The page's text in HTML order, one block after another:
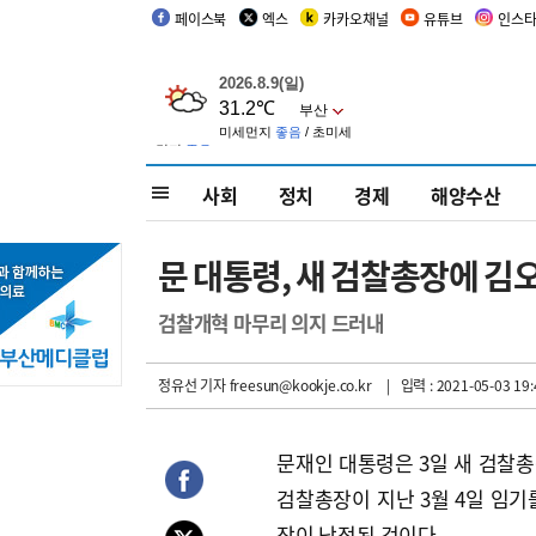
페이스북 엑스 카카오채널 유튜브 인스
사회 정치 경제 해양수산
문 대통령, 새 검찰총장에 김
검찰개혁 마무리 의지 드러내
정유선 기자freesun@kookje.co.kr | 입력 : 2021-05-03
문재인 대통령은 3일 새 검찰
검찰총장이 지난 3월 4일 임